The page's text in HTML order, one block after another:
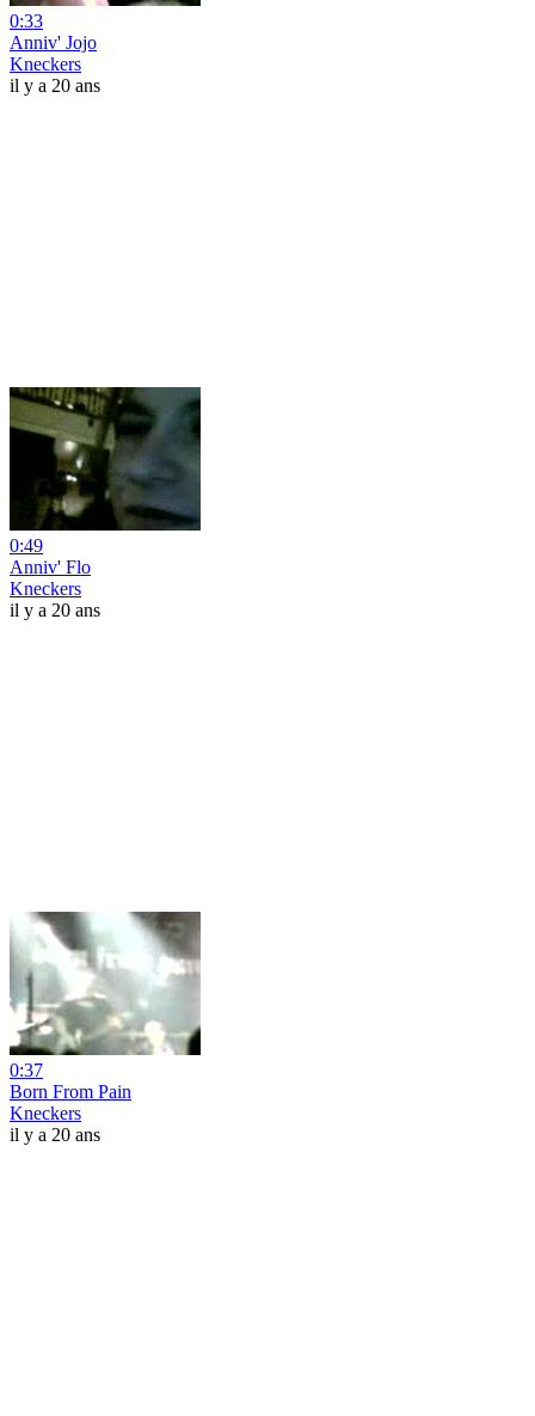
0:33
Anniv' Jojo
Kneckers
il y a 20 ans
0:49
Anniv' Flo
Kneckers
il y a 20 ans
0:37
Born From Pain
Kneckers
il y a 20 ans